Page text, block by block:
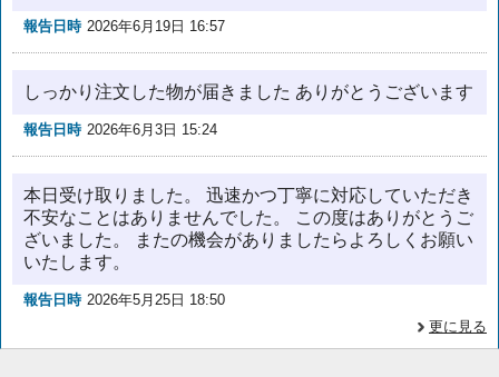
報告日時 2026年6月19日 16:57
しっかり注文した物が届きました ありがとうございます
報告日時 2026年6月3日 15:24
本日受け取りました。 迅速かつ丁寧に対応していただき
不安なことはありませんでした。 この度はありがとうご
ざいました。 またの機会がありましたらよろしくお願い
いたします。
報告日時 2026年5月25日 18:50
更に見る